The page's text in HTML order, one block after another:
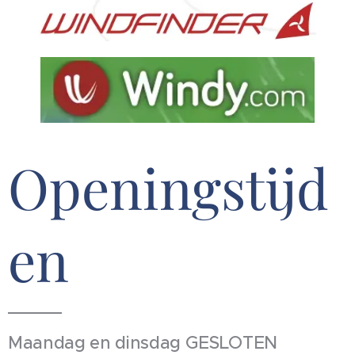
Openingstijd
en
Maandag en dinsdag GESLOTEN